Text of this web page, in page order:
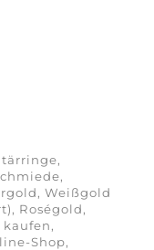
Weißgold
Roségold,
Shop,